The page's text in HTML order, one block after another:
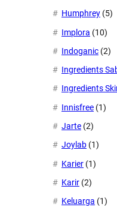
Humphrey (5)
Implora (10)
Indoganic (2)
Ingredients
Ingredients
Innisfree (1)
Jarte (2)
Joylab (1)
Karier (1)
Karir (2)
Keluarga (1)